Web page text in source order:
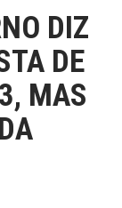
DIZ
DE
MAS